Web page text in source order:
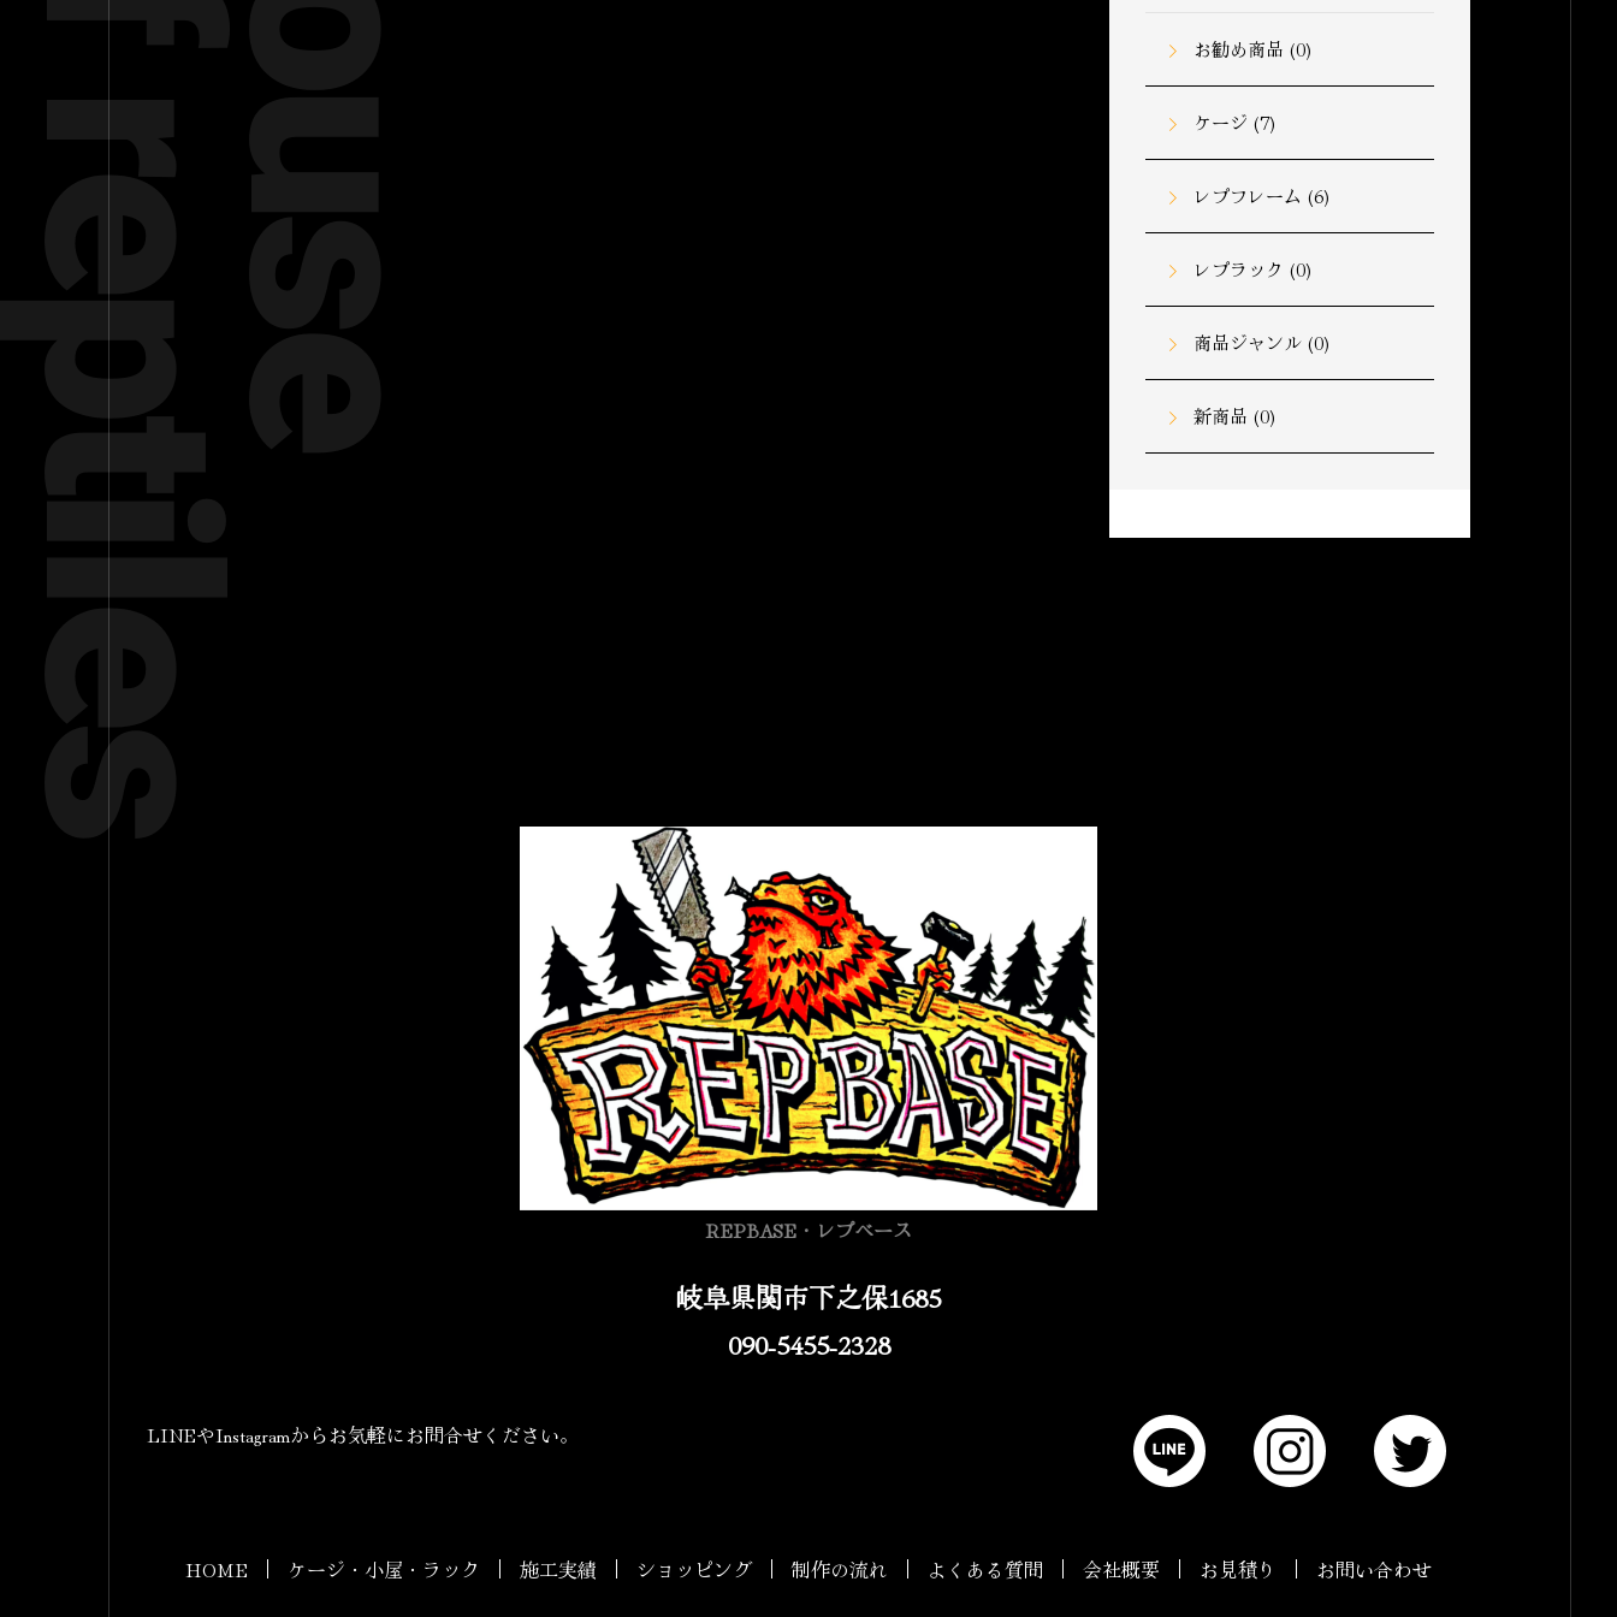
お勧め商品 (0)
ケージ (7)
レプフレーム (6)
レプラック (0)
商品ジャンル (0)
新商品 (0)
REPBASE・レプベース
岐阜県関市下之保1685
090-5455-2328
LINEやInstagramからお気軽にお問合せください。
HOME ケージ・小屋・ラック 施工実績 ショッピング 制作の流れ よくある質問 会社概要 お見積り お問い合わせ